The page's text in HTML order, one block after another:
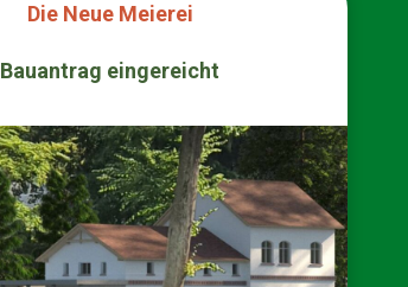
Die Neue Meierei
Bauantrag eingereicht